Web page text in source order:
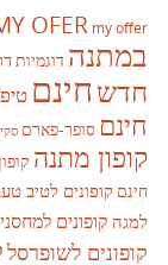
OFER my offer
במתנה דוגמיות
חדשחינם
חינם סופר-פארם
קופון מתנה
חינם קופונים לטיב
למגה קופונים
קופונים לשופרסל